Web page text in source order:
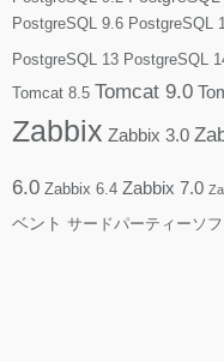
PostgreSQL 9.6 PostgreSQL
PostgreSQL 13 PostgreSQL
Tomcat 8.5 Tomcat 9.0
Zabbix Zabbix 3.0
6.0 Zabbix 6.4 Zabbix 7.0
ベント サードパーティーソ